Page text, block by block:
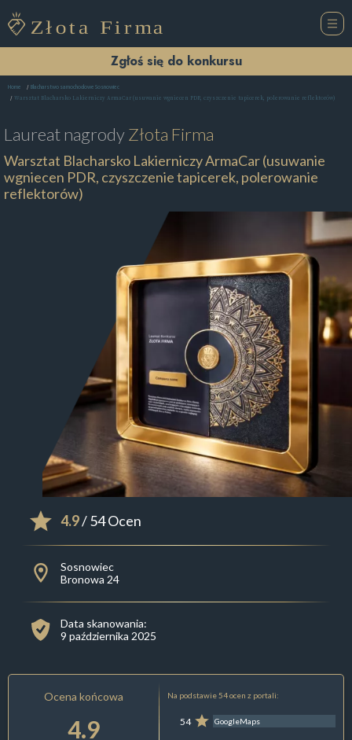
Zgłoś się do konkursu
Home Blacharstwo samochodowe Sosnowiec
Warsztat Blacharsko Lakierniczy ArmaCar (usuwanie wgniecen PDR, czyszczenie tapicerek, polerowanie reflektorów)
Laureat nagrodyZłota Firma
Warsztat Blacharsko Lakierniczy ArmaCar (usuwanie
wgniecen PDR, czyszczenie tapicerek, polerowanie
reflektorów)
4.9/ 54 Ocen
Sosnowiec
Bronowa 24
Data skanowania:
9 października 2025
Ocena końcowa
4.9
Na podstawie 54 ocen z portali:
54 GoogleMaps